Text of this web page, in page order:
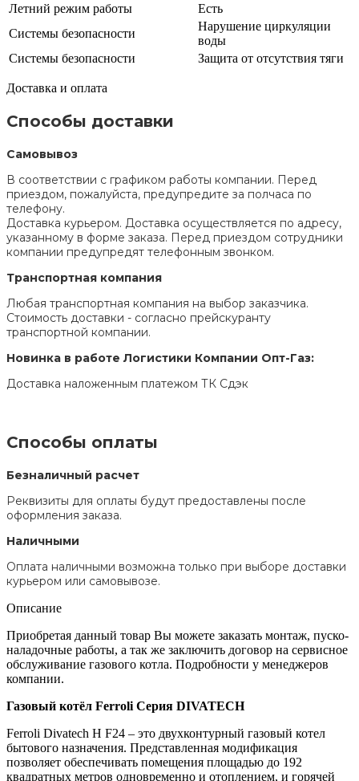
Летний режим работы
Есть
Системы безопасности
Нарушение циркуляции
воды
Системы безопасности
Защита от отсутствия тяги
Доставка и оплата
Способы доставки
Самовывоз
В соответствии с графиком работы компании. Перед
приездом, пожалуйста, предупредите за полчаса по
телефону.
Доставка курьером. Доставка осуществляется по адресу,
указанному в форме заказа. Перед приездом сотрудники
компании предупредят телефонным звонком.
Транспортная компания
Любая транспортная компания на выбор заказчика.
Стоимость доставки - согласно прейскуранту
транспортной компании.
Новинка в работе Логистики Компании Опт-Газ:
Доставка наложенным платежом ТК Сдэк
Способы оплаты
Безналичный расчет
Реквизиты для оплаты будут предоставлены после
оформления заказа.
Наличными
Оплата наличными возможна только при выборе доставки
курьером или самовывозе.
Описание
Приобретая данный товар Вы можете заказать монтаж, пуско-
наладочные работы, а так же заключить договор на сервисное
обслуживание газового котла. Подробности у менеджеров
компании.
Газовый котёл Ferroli Серия DIVATECH
Ferroli Divatech H F24 – это двухконтурный газовый котел
бытового назначения. Представленная модификация
позволяет обеспечивать помещения площадью до 192
квадратных метров одновременно и отоплением, и горячей